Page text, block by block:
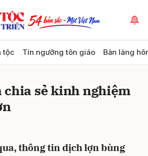
tộc Tín ngưỡng tôn giáo Bản làng
chia sẻ kinh nghiệm
thông tin dịch lợn bùng
Hủy Gửi